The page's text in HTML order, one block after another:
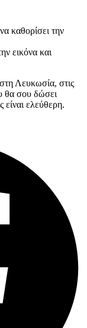
καθορίσει την
εικόνα και
Λευκωσία, στις
θα σου δώσει
είναι ελεύθερη.